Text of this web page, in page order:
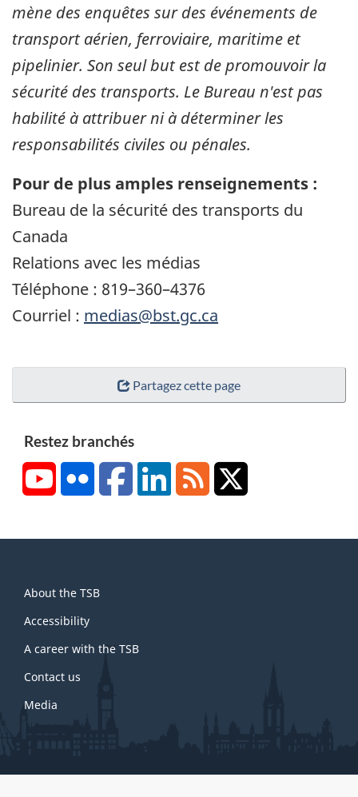
mène des enquêtes sur des événements de
transport aérien, ferroviaire, maritime et
pipelinier. Son seul but est de promouvoir la
sécurité des transports. Le Bureau n'est pas
habilité à attribuer ni à déterminer les
responsabilités civiles ou pénales.
Pour de plus amples renseignements :
Bureau de la sécurité des transports du
Canada
Relations avec les médias
Téléphone : 819–360–4376
Courriel : medias@bst.gc.ca
Partagez cette page
Restez branchés
YouTubeFlickr FacebookLinkedInRSS
this
site
About the TSB
Accessibility
A career with the TSB
Contact us
Media